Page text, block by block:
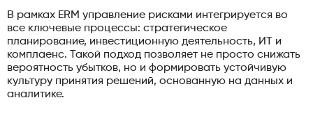
В рамках ERM управление рисками интегрируется во
все ключевые процессы: стратегическое
планирование, инвестиционную деятельность, ИТ и
комплаенс. Такой подход позволяет не просто снижать
вероятность убытков, но и формировать устойчивую
культуру принятия решений, основанную на данных и
аналитике.